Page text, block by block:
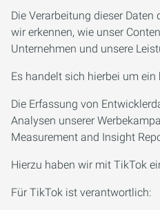
Die Verarbeitung dieser
wir erkennen, wie unser
Unternehmen und unsere
Es handelt sich hierbei um ein
Die Erfassung von
Analysen unserer
Measurement and Insight
Hierzu haben wir mit TikTok
Für TikTok ist verantwortlich: